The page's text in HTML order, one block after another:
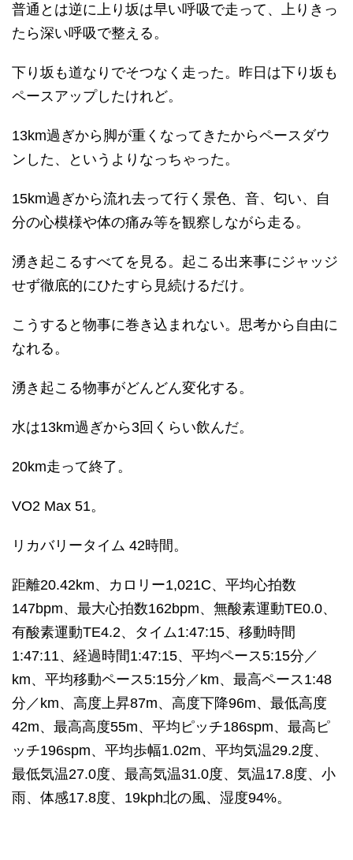
普通とは逆に上り坂は早い呼吸で走って、上りきっ
たら深い呼吸で整える。
下り坂も道なりでそつなく走った。昨日は下り坂も
ペースアップしたけれど。
13km過ぎから脚が重くなってきたからペースダウ
ンした、というよりなっちゃった。
15km過ぎから流れ去って行く景色、音、匂い、自
分の心模様や体の痛み等を観察しながら走る。
湧き起こるすべてを見る。起こる出来事にジャッジ
せず徹底的にひたすら見続けるだけ。
こうすると物事に巻き込まれない。思考から自由に
なれる。
湧き起こる物事がどんどん変化する。
水は13km過ぎから3回くらい飲んだ。
20km走って終了。
VO2 Max 51。
リカバリータイム 42時間。
距離20.42km、カロリー1,021C、平均心拍数
147bpm、最大心拍数162bpm、無酸素運動TE0.0、
有酸素運動TE4.2、タイム1:47:15、移動時間
1:47:11、経過時間1:47:15、平均ペース5:15分／
km、平均移動ペース5:15分／km、最高ペース1:48
分／km、高度上昇87m、高度下降96m、最低高度
42m、最高高度55m、平均ピッチ186spm、最高ピ
ッチ196spm、平均歩幅1.02m、平均気温29.2度、
最低気温27.0度、最高気温31.0度、気温17.8度、小
雨、体感17.8度、19kph北の風、湿度94%。